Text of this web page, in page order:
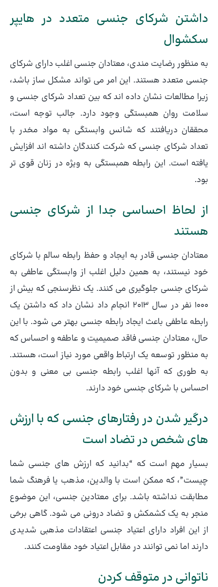
داشتن شرکای جنسی متعدد در هایپر
سکشوال
به منظور رضایت مندی، معتادان جنسی اغلب دارای شرکای
جنسی متعدد هستند. این امر می تواند مشکل ساز باشد،
زیرا مطالعات نشان داده اند که بین تعداد شرکای جنسی و
سلامت روان همبستگی وجود دارد. جالب توجه است،
محققان دریافتند که شانس وابستگی به مواد مخدر با
تعداد شرکای جنسی که شرکت کنندگان داشته اند افزایش
یافته است. این رابطه همبستگی به ویژه در زنان قوی تر
بود.
از لحاظ احساسی جدا از شرکای جنسی
هستند
معتادان جنسی قادر به ایجاد و حفظ رابطه سالم با شرکای
خود نیستند، به همین دلیل اغلب از وابستگی عاطفی به
شرکای جنسی جلوگیری می کنند. یک نظرسنجی که بیش از
۱۰۰۰ نفر در سال ۲۰۱۳ انجام داد نشان داد که داشتن یک
رابطه عاطفی باعث ایجاد رابطه جنسی بهتر می شود. با این
حال، معتادان جنسی فاقد صمیمیت و عاطفه و احساس که
به منظور توسعه یک ارتباط واقعی مورد نیاز است، هستند.
به طوری که آنها اغلب رابطه جنسی بی معنی و بدون
احساس با شرکای جنسی خود دارند.
درگیر شدن در رفتارهای جنسی که با ارزش
های شخص در تضاد است
بسیار مهم است که “بدانید که ارزش های جنسی شما
چیست”، که ممکن است با والدین، مذهب یا فرهنگ شما
مطابقت نداشته باشد. برای معتادین جنسی، این موضوع
منجر به یک کشمکش و تضاد درونی می شود. گاهی برخی
از این افراد دارای اعتیاد جنسی اعتقادات مذهبی شدیدی
دارند اما نمی توانند در مقابل اعتیاد خود مقاومت کنند.
ناتوانی در متوقف کردن